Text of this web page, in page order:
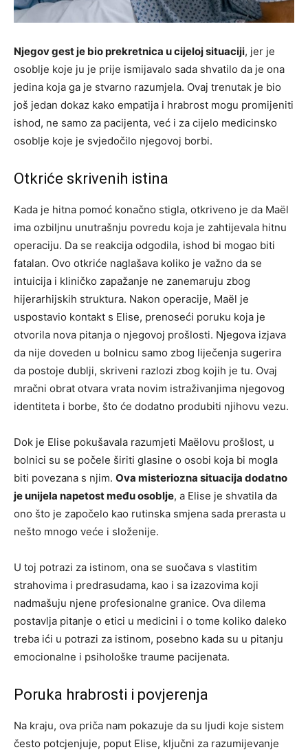
Njegov gest je bio prekretnica u cijeloj situaciji, jer je
osoblje koje ju je prije ismijavalo sada shvatilo da je ona
jedina koja ga je stvarno razumjela. Ovaj trenutak je bio
još jedan dokaz kako empatija i hrabrost mogu promijeniti
ishod, ne samo za pacijenta, već i za cijelo medicinsko
osoblje koje je svjedočilo njegovoj borbi.
Otkriće skrivenih istina
Kada je hitna pomoć konačno stigla, otkriveno je da Maël
ima ozbiljnu unutrašnju povredu koja je zahtijevala hitnu
operaciju. Da se reakcija odgodila, ishod bi mogao biti
fatalan. Ovo otkriće naglašava koliko je važno da se
intuicija i kliničko zapažanje ne zanemaruju zbog
hijerarhijskih struktura. Nakon operacije, Maël je
uspostavio kontakt s Elise, prenoseći poruku koja je
otvorila nova pitanja o njegovoj prošlosti. Njegova izjava
da nije doveden u bolnicu samo zbog liječenja sugerira
da postoje dublji, skriveni razlozi zbog kojih je tu. Ovaj
mračni obrat otvara vrata novim istraživanjima njegovog
identiteta i borbe, što će dodatno produbiti njihovu vezu.
Dok je Elise pokušavala razumjeti Maëlovu prošlost, u
bolnici su se počele širiti glasine o osobi koja bi mogla
biti povezana s njim. Ova misteriozna situacija dodatno
je unijela napetost među osoblje, a Elise je shvatila da
ono što je započelo kao rutinska smjena sada prerasta u
nešto mnogo veće i složenije.
U toj potrazi za istinom, ona se suočava s vlastitim
strahovima i predrasudama, kao i sa izazovima koji
nadmašuju njene profesionalne granice. Ova dilema
postavlja pitanje o etici u medicini i o tome koliko daleko
treba ići u potrazi za istinom, posebno kada su u pitanju
emocionalne i psihološke traume pacijenata.
Poruka hrabrosti i povjerenja
Na kraju, ova priča nam pokazuje da su ljudi koje sistem
često potcjenjuje, poput Elise, ključni za razumijevanje